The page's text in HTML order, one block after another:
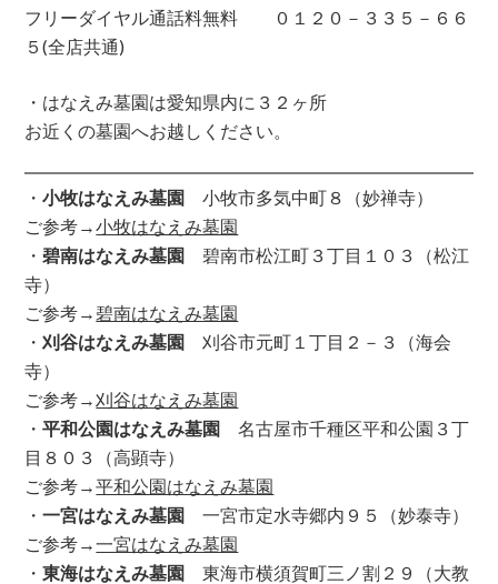
フリーダイヤル通話料無料 ０１２０－３３５－６６
５(全店共通)
・はなえみ墓園は愛知県内に３２ヶ所
お近くの墓園へお越しください。
・小牧はなえみ墓園 小牧市多気中町８（妙禅寺）
ご参考→小牧はなえみ墓園
・碧南はなえみ墓園 碧南市松江町３丁目１０３（松江
寺）
ご参考→ 碧南はなえみ墓園
・刈谷はなえみ墓園 刈谷市元町１丁目２－３（海会
寺）
ご参考→刈谷はなえみ墓園
・平和公園はなえみ墓園 名古屋市千種区平和公園３丁
目８０３（高顕寺）
ご参考→平和公園はなえみ墓園
・一宮はなえみ墓園 一宮市定水寺郷内９５（妙泰寺）
ご参考→一宮はなえみ墓園
・東海はなえみ墓園 東海市横須賀町三ノ割２９（大教